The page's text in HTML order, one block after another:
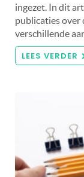
ingezet. In dit
publicaties over
verschillende
LEES VERDER